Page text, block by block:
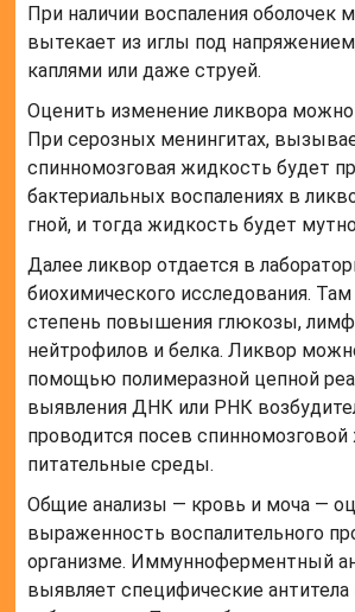
При наличии воспаления оболочек
вытекает из иглы под
каплями или даже струей.
Оценить изменение ликвора можно
При серозных менингитах,
спинномозговая жидкость будет
бактериальных воспалениях в
гной, и тогда жидкость будет
Далее ликвор отдается в
биохимического исследования.
степень повышения глюкозы,
нейтрофилов и белка. Ликвор
помощью полимеразной цепной
выявления ДНК или РНК
проводится посев
питательные среды.
Общие анализы — кровь и моча —
выраженность воспалительного
организме. Иммунноферментный
выявляет специфические